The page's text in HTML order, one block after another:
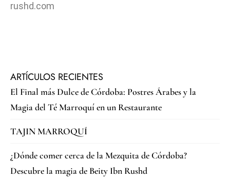
rushd.com
ARTÍCULOS RECIENTES
El Final más Dulce de Córdoba: Postres Árabes y la
Magia del Té Marroquí en un Restaurante
TAJIN MARROQUÍ
¿Dónde comer cerca de la Mezquita de Córdoba?
Descubre la magia de Beity Ibn Rushd